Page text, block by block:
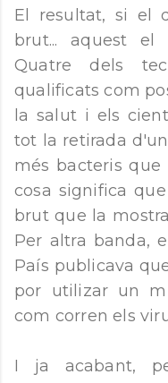
El resultat, si el
brut... aquest el
Quatre dels
qualificats com
la salut i els
tot la retirada
més bacteris que
cosa significa
brut que la
Per altra banda,
País publicava
por utilizar un
com corren els
I ja acabant,